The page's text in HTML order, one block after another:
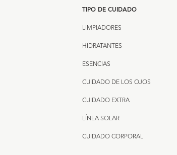
TIPO DE CUIDADO
LIMPIADORES
HIDRATANTES
ESENCIAS
CUIDADO DE LOS OJOS
CUIDADO EXTRA
LÍNEA SOLAR
CUIDADO CORPORAL